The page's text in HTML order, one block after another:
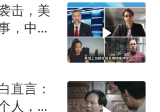
击，美
，中方
直言：
人，却